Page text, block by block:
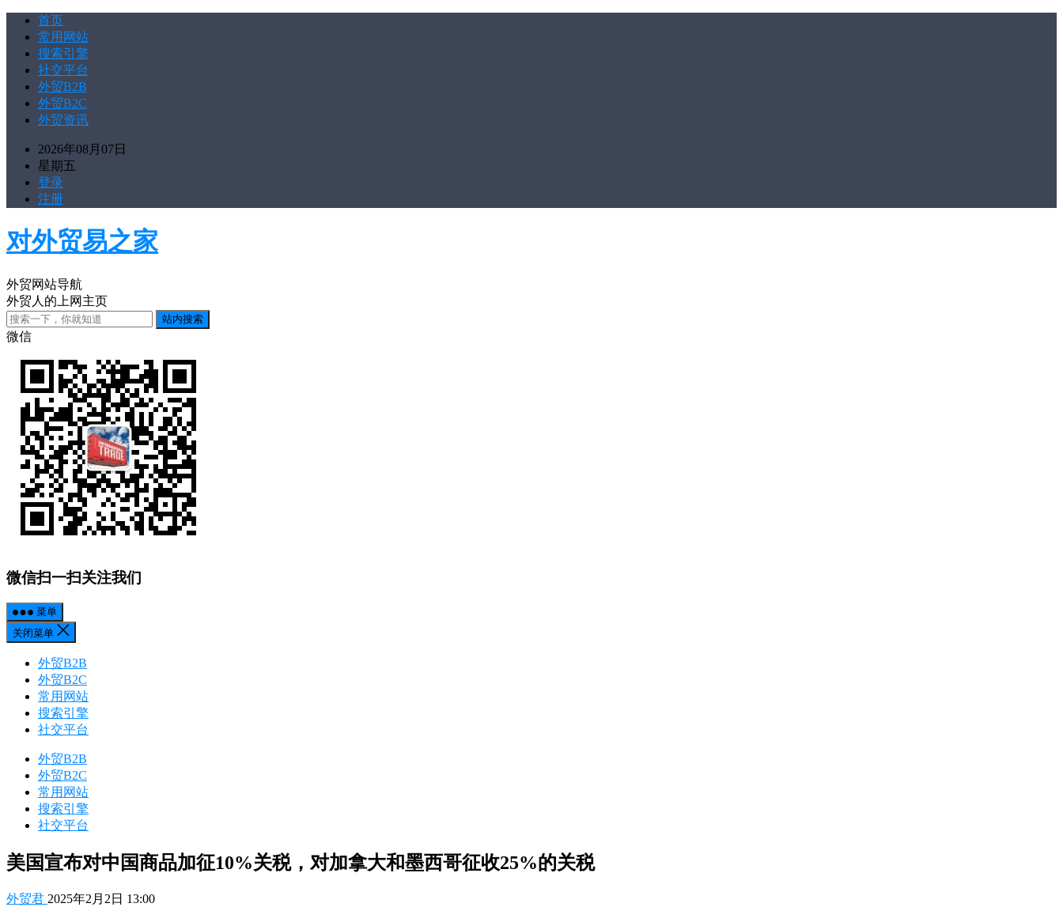
首页
常用网站
搜索引擎
社交平台
外贸B2B
外贸B2C
外贸资讯
2026年08月07日
星期五
登录
注册
对外贸易之家
外贸网站导航
外贸人的上网主页
微信
微信扫一扫关注我们
菜单
关闭菜单
外贸B2B
外贸B2C
常用网站
搜索引擎
社交平台
外贸B2B
外贸B2C
常用网站
搜索引擎
社交平台
美国宣布对中国商品加征10%关税，对加拿大和墨西哥征收25%的关税
外贸君 2025年2月2日 13:00